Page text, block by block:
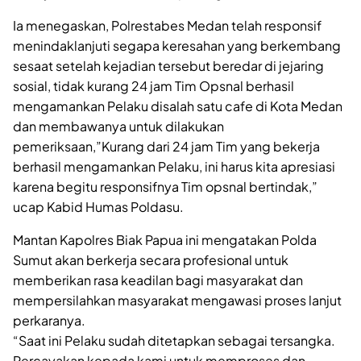
Ia menegaskan, Polrestabes Medan telah responsif
menindaklanjuti segapa keresahan yang berkembang
sesaat setelah kejadian tersebut beredar di jejaring
sosial, tidak kurang 24 jam Tim Opsnal berhasil
mengamankan Pelaku disalah satu cafe di Kota Medan
dan membawanya untuk dilakukan
pemeriksaan,”Kurang dari 24 jam Tim yang bekerja
berhasil mengamankan Pelaku, ini harus kita apresiasi
karena begitu responsifnya Tim opsnal bertindak,”
ucap Kabid Humas Poldasu.
Mantan Kapolres Biak Papua ini mengatakan Polda
Sumut akan berkerja secara profesional untuk
memberikan rasa keadilan bagi masyarakat dan
mempersilahkan masyarakat mengawasi proses lanjut
perkaranya.
“Saat ini Pelaku sudah ditetapkan sebagai tersangka.